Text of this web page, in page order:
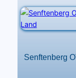
Senftenberg